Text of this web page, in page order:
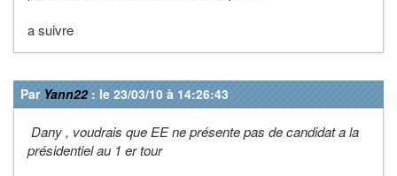
a suivre
Par Yann22: le 23/03/10 à 14:26:43
Dany , voudrais que EE ne présente pas de candidat a la
présidentiel au 1 er tour